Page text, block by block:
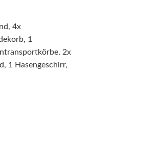
4x
1
2x
1 Hasengeschirr,